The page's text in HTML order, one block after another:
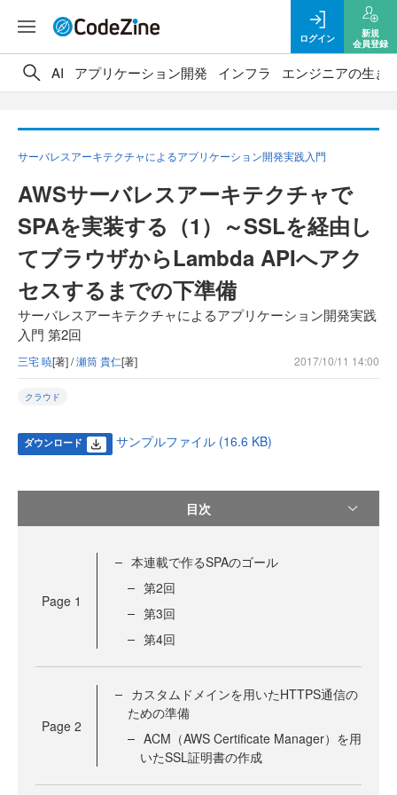
ログイン
新規
会員登録
AI アプリケーション開発 インフラ エンジニアの生き
サーバレスアーキテクチャによるアプリケーション開発実践入門
AWSサーバレスアーキテクチャで
SPAを実装する（1）～SSLを経由し
てブラウザからLambda APIへアク
セスするまでの下準備
サーバレスアーキテクチャによるアプリケーション開発実践
入門 第2回
三宅 暁[著] /瀬筒 貴仁[著] 2017/10/11 14:00
クラウド
ダウンロード サンプルファイル (16.6 KB)
目次
Page 1
本連載で作るSPAのゴール
第2回
第3回
第4回
Page 2
カスタムドメインを用いたHTTPS通信の
ための準備
ACM（AWS Certificate Manager）を用
いたSSL証明書の作成